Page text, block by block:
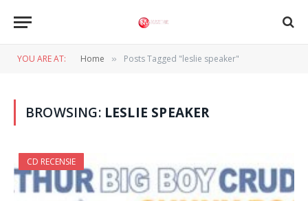
YOU ARE AT: Home » Posts Tagged "leslie speaker"
BROWSING: LESLIE SPEAKER
CD RECENSIE